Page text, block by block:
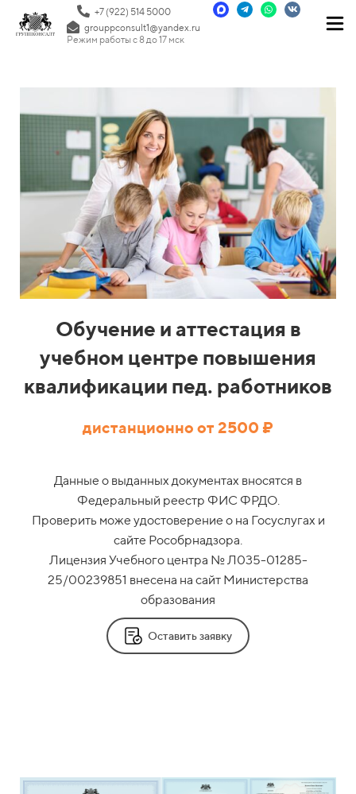
+7 (922) 514 5000
grouppconsult1@yandex.ru
Режим работы с 8 до 17 мск
Обучение и аттестация в
учебном центре повышения
квалификации пед. работников
дистанционно от 2500 ₽
Данные о выданных документах вносятся в
Федеральный реестр ФИС ФРДО.
Проверить може удостоверение о на Госуслугах и
сайте Рособрнадзора.
Лицензия Учебного центра № Л035-01285-
25/00239851 внесена на сайт Министерства
образования
Оставить заявку